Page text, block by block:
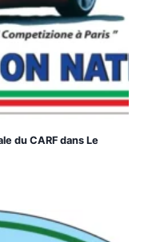
du CARF dans Le